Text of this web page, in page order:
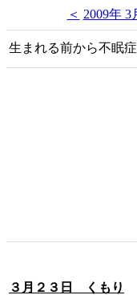
＜ 2009年 3
生まれる前から不眠
３月２３日 くもり